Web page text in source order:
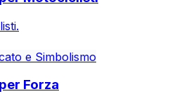
e Simbolismo
Forza